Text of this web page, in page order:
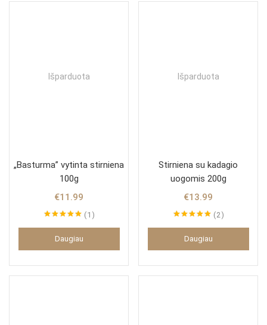
Išparduota
„Basturma” vytinta stirniena
100g
€11.99
1
Daugiau
Išparduota
Stirniena su kadagio
uogomis 200g
€13.99
2
Daugiau